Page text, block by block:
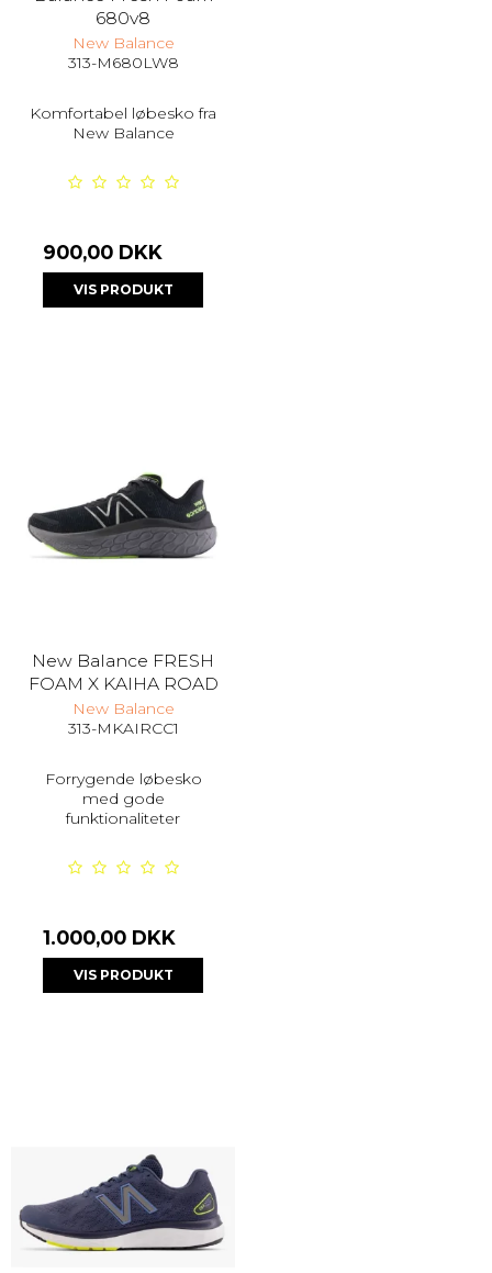
680v8
New Balance
313-M680LW8
Komfortabel løbesko fra
New Balance
900,00 DKK
VIS PRODUKT
New Balance FRESH
FOAM X KAIHA ROAD
New Balance
313-MKAIRCC1
Forrygende løbesko
med gode
funktionaliteter
1.000,00 DKK
VIS PRODUKT